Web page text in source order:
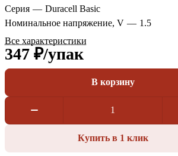
Серия — Duracell Basic
Номинальное напряжение, V — 1.5
Все характеристики
347 ₽/упак
В корзину
Купить в 1 клик